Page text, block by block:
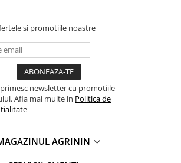
si promotiile noastre
newsletter cu promotiile
Afla mai multe in Politica de
AGRININ